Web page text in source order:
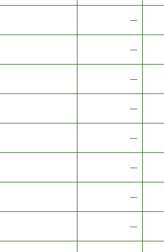
―
―
―
―
―
―
―
―